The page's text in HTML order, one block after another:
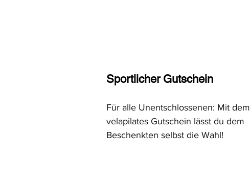
Sportlicher Gutschein
Für alle Unentschlossenen: Mit dem
velapilates Gutschein lässt du dem
Beschenkten selbst die Wahl!